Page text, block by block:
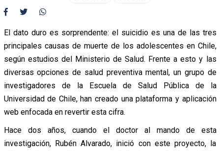
El dato duro es sorprendente: el suicidio es una de las tres
principales causas de muerte de los adolescentes en Chile,
según estudios del Ministerio de Salud. Frente a esto y las
diversas opciones de salud preventiva mental, un grupo de
investigadores de la Escuela de Salud Pública de la
Universidad de Chile, han creado una plataforma y aplicación
web enfocada en revertir esta cifra.
Hace dos años, cuando el doctor al mando de esta
investigación, Rubén Alvarado, inició con este proyecto, la